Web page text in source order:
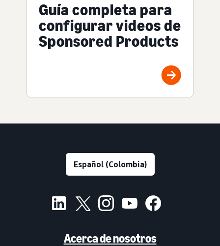
Guía completa para
configurar videos de
Sponsored Products
Acerca de nosotros